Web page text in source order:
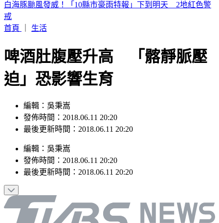
史上第二例？颱風昌鴻恐登陸日本宮城縣 路徑可能「橫貫本
州」
首頁
生活
啤酒肚腹壓升高 「髂靜脈壓
迫」恐影響生育
編輯：吳秉嵩
發佈時間：2018.06.11 20:20
最後更新時間：2018.06.11 20:20
編輯 ： 吳秉嵩
發佈時間： 2018.06.11 20:20
最後更新時間： 2018.06.11 20:20